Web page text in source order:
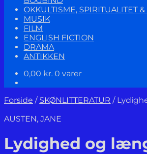
OKKULTISME, SPIRITUALITET
MUSIK
FILM
ENGLISH FICTION
DRAMA
ANTIKKEN
0,00 kr. 0 varer
Forside / SKØNLITTERATUR /
AUSTEN, JANE
Lydighed og